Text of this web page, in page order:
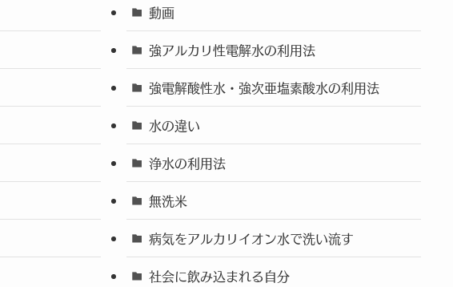
動画
強アルカリ性電解水の利用法
強電解酸性水・強次亜塩素酸水の利用法
水の違い
浄水の利用法
無洗米
病気をアルカリイオン水で洗い流す
社会に飲み込まれる自分